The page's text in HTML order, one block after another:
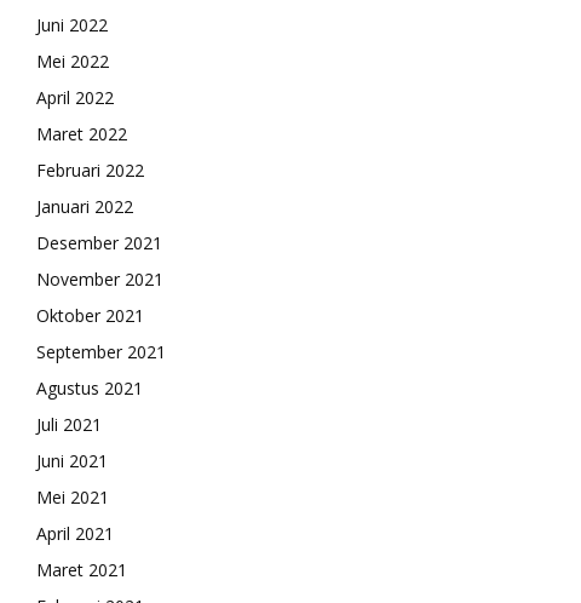
Juni 2022
Mei 2022
April 2022
Maret 2022
Februari 2022
Januari 2022
Desember 2021
November 2021
Oktober 2021
September 2021
Agustus 2021
Juli 2021
Juni 2021
Mei 2021
April 2021
Maret 2021